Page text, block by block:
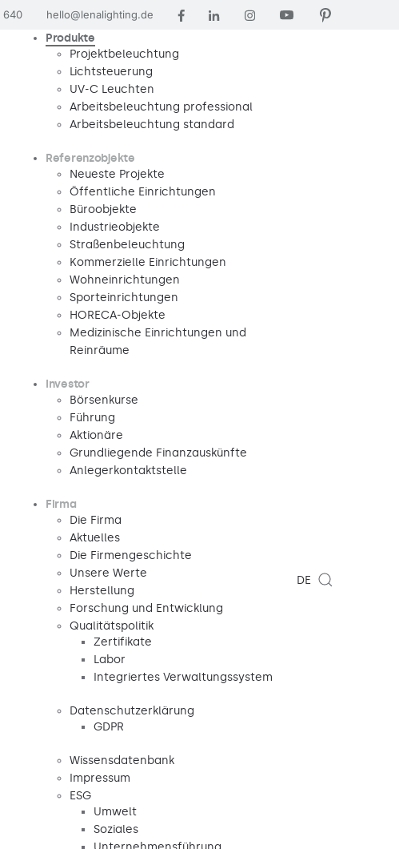
640 hello@lenalighting.de
Produkte
Projektbeleuchtung
Lichtsteuerung
UV-C Leuchten
Arbeitsbeleuchtung professional
Arbeitsbeleuchtung standard
Referenzobjekte
Neueste Projekte
Öffentliche Einrichtungen
Büroobjekte
Industrieobjekte
Straßenbeleuchtung
Kommerzielle Einrichtungen
Wohneinrichtungen
Sporteinrichtungen
HORECA-Objekte
Medizinische Einrichtungen und
Reinräume
Investor
Börsenkurse
Führung
Aktionäre
Grundliegende Finanzauskünfte
Anlegerkontaktstelle
Firma
Die Firma
Aktuelles
Die Firmengeschichte
Unsere Werte
Herstellung
Forschung und Entwicklung
Qualitätspolitik
Zertifikate
Labor
Integriertes Verwaltungssystem
Datenschutzerklärung
GDPR
Wissensdatenbank
Impressum
ESG
Umwelt
Soziales
DE